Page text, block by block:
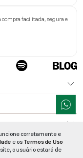
facilitada, segura e
corretamente e
e osTermos de Uso
o usuário estará de